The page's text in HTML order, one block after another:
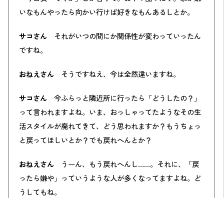
いなもんやったら向かい行けば好きなもんあるしとか。
サコさん それがいつの間にか関係性が変わっていったん
ですね。
おねえさん そうですねえ、今は全然違いますね。
サコさん 今ふらっと隣近所に行ったら「どうしたの？」
って言われますよね。いま、おっしゃってたようなその生
活スタイルが廃れてきて、どう思われますか？もうちょっ
と戻ってほしいとか？でも戻れへんとか？
おねえさん うーん、もう戻れへんし……。それに、「戻
ったら嫌や」っていうような人が多くなってますよね。ど
うしてもね。